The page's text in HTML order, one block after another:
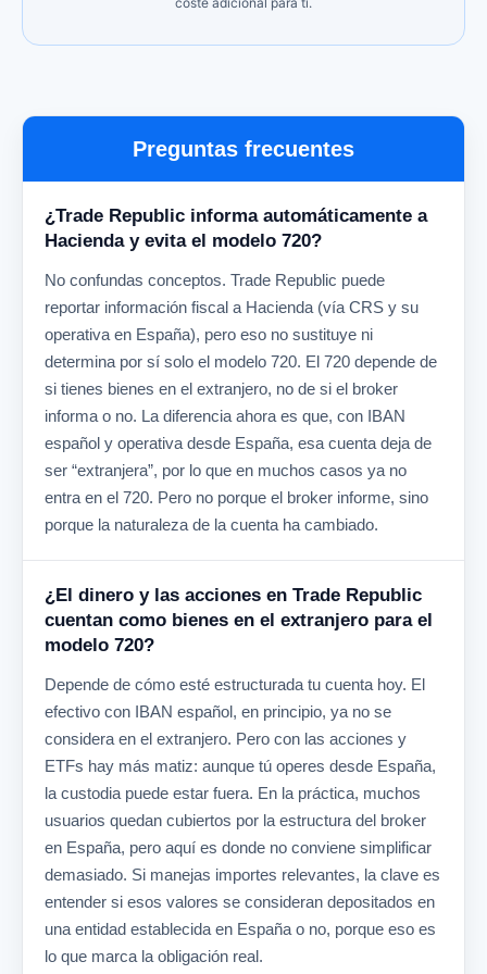
Preguntas frecuentes
¿Trade Republic informa automáticamente a
Hacienda y evita el modelo 720?
No confundas conceptos. Trade Republic puede
reportar información fiscal a Hacienda (vía CRS y su
operativa en España), pero eso no sustituye ni
determina por sí solo el modelo 720. El 720 depende de
si tienes bienes en el extranjero, no de si el broker
informa o no. La diferencia ahora es que, con IBAN
español y operativa desde España, esa cuenta deja de
ser “extranjera”, por lo que en muchos casos ya no
entra en el 720. Pero no porque el broker informe, sino
porque la naturaleza de la cuenta ha cambiado.
¿El dinero y las acciones en Trade Republic
cuentan como bienes en el extranjero para el
modelo 720?
Depende de cómo esté estructurada tu cuenta hoy. El
efectivo con IBAN español, en principio, ya no se
considera en el extranjero. Pero con las acciones y
ETFs hay más matiz: aunque tú operes desde España,
la custodia puede estar fuera. En la práctica, muchos
usuarios quedan cubiertos por la estructura del broker
en España, pero aquí es donde no conviene simplificar
demasiado. Si manejas importes relevantes, la clave es
entender si esos valores se consideran depositados en
una entidad establecida en España o no, porque eso es
lo que marca la obligación real.